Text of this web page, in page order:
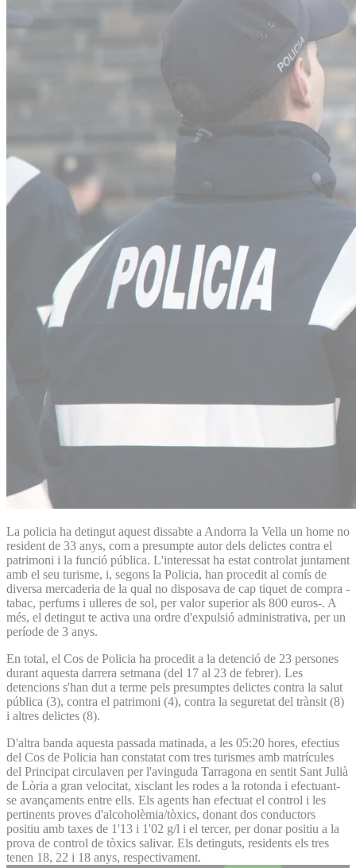
La policia ha detingut aquest dissabte a Andorra la Vella un home no
resident de 33 anys, com a presumpte autor dels delictes contra el
patrimoni i la funció pública. L'interessat ha estat controlat juntament
amb el seu turisme, i, segons la Policia, han procedit al comís de
diversa mercaderia de la qual no disposava de cap tiquet de compra -
tabac, perfums i ulleres de sol, per valor superior als 800 euros-. A
més, el detingut te activa una ordre d'expulsió administrativa, per un
període de 3 anys.
En total, el Cos de Policia ha procedit a la detenció de 23 persones
durant aquesta darrera setmana (del 17 al 23 de febrer). Les
detencions s'han dut a terme pels presumptes delictes contra la salut
pública (3), contra el patrimoni (4), contra la seguretat del trànsit (8)
i altres delictes (8).
D'altra banda aquesta passada matinada, a les 05:20 hores, efectius
del Cos de Policia han constatat com tres turismes amb matrícules
del Principat circulaven per l'avinguda Tarragona en sentit Sant Julià
de Lòria a gran velocitat, xisclant les rodes a la rotonda i efectuant-
se avançaments entre ells. Els agents han efectuat el control i les
pertinents proves d'alcoholèmia/tòxics, donant dos conductors
positiu amb taxes de 1'13 i 1'02 g/l i el tercer, per donar positiu a la
prova de control de tòxics salivar. Els detinguts, residents els tres
tenen 18, 22 i 18 anys, respectivament.